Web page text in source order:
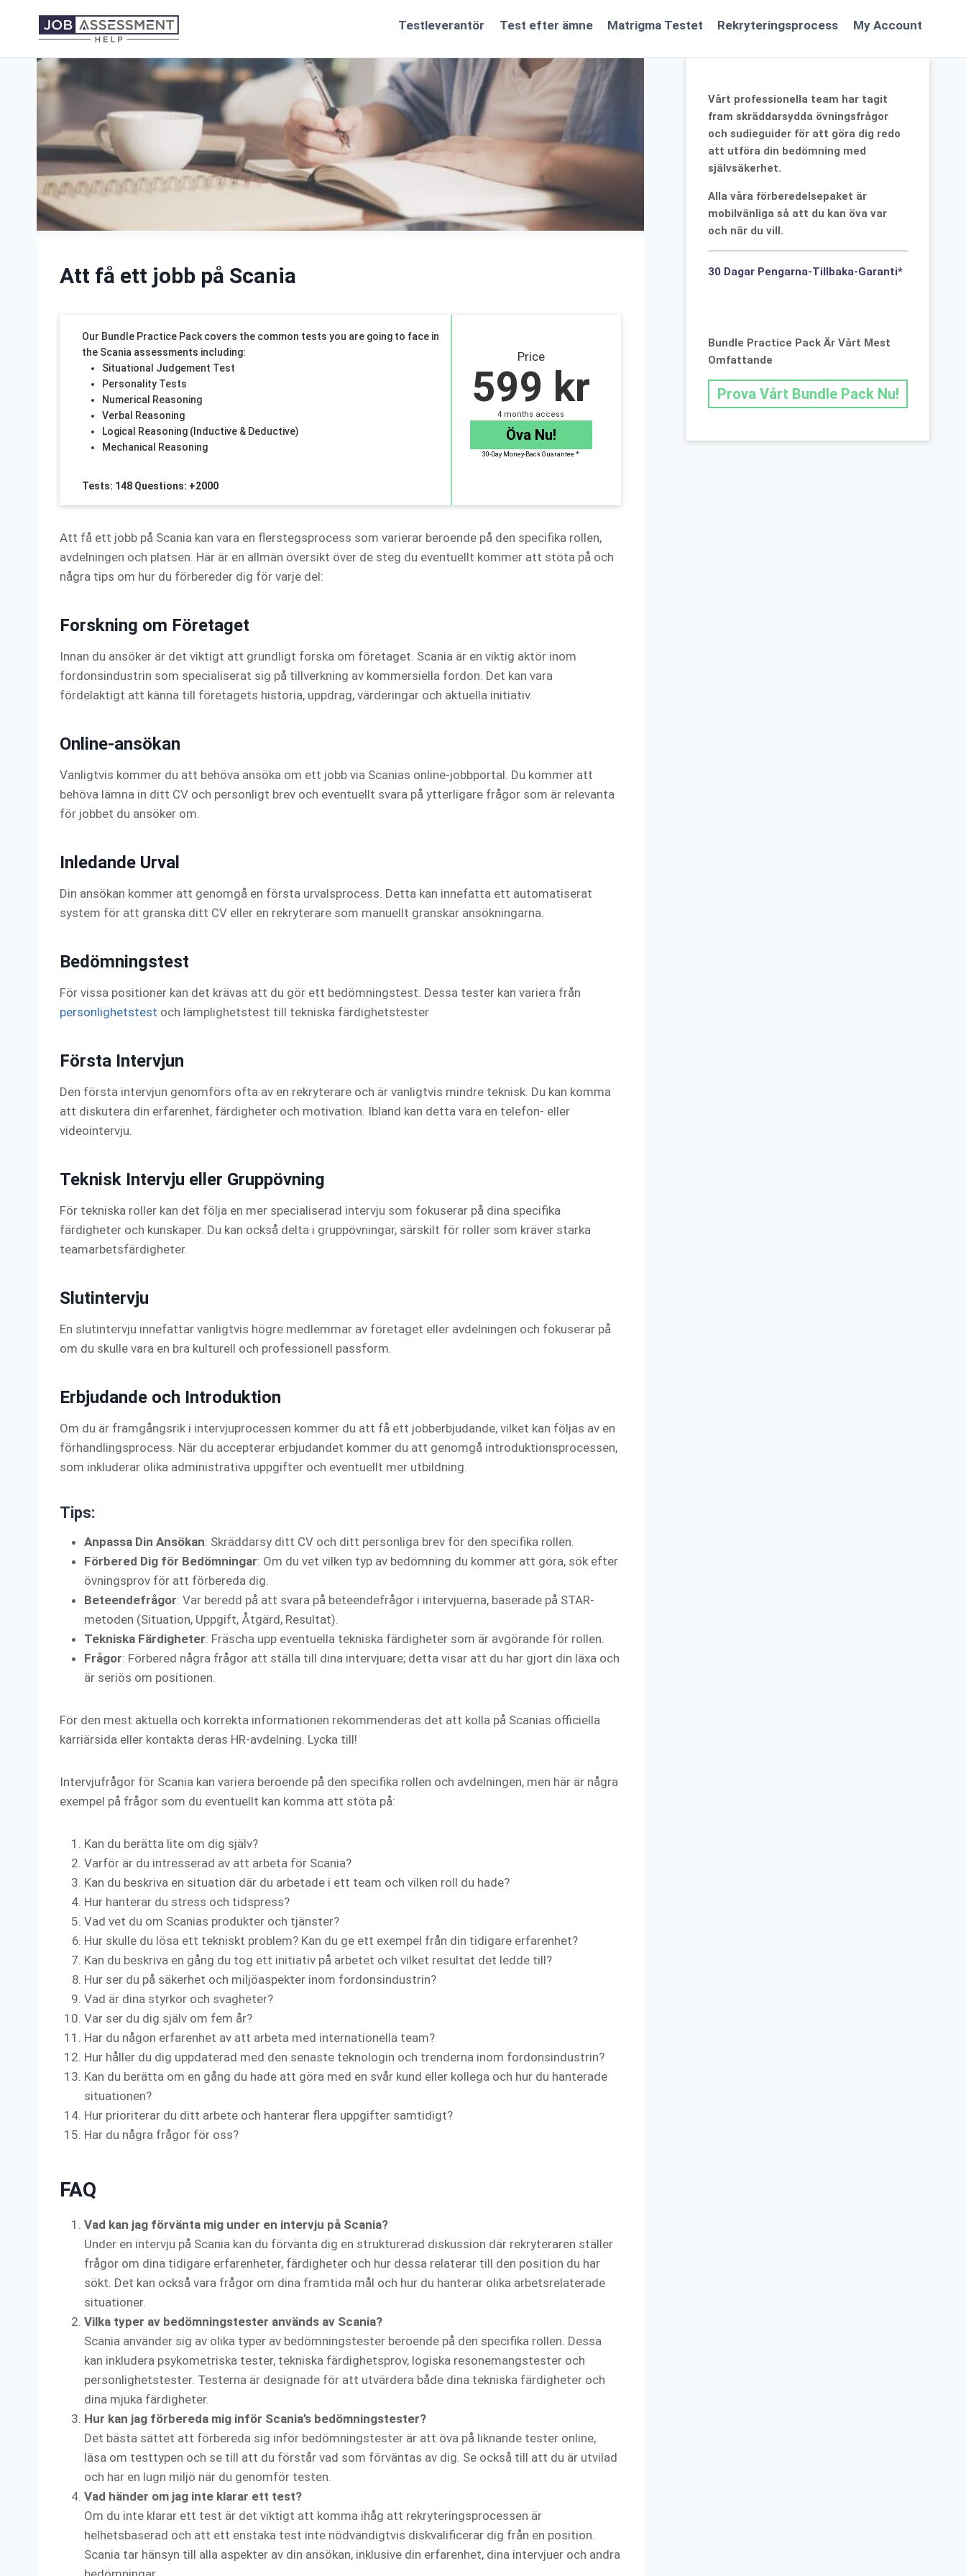
Testleverantör Test efter ämne Matrigma Testet Rekryteringsprocess My Account
Att få ett jobb på Scania
Our Bundle Practice Pack covers the common tests you are going to face in
the Scania assessments including:
Situational Judgement Test
Personality Tests
Numerical Reasoning
Verbal Reasoning
Logical Reasoning (Inductive & Deductive)
Mechanical Reasoning
Tests: 148 Questions: +2000
Price
599 kr
4 months access
Öva Nu!
30-Day Money-Back Guarantee *
Att få ett jobb på Scania kan vara en flerstegsprocess som varierar beroende på den specifika rollen,
avdelningen och platsen. Här är en allmän översikt över de steg du eventuellt kommer att stöta på och
några tips om hur du förbereder dig för varje del:
Forskning om Företaget
Innan du ansöker är det viktigt att grundligt forska om företaget. Scania är en viktig aktör inom
fordonsindustrin som specialiserat sig på tillverkning av kommersiella fordon. Det kan vara
fördelaktigt att känna till företagets historia, uppdrag, värderingar och aktuella initiativ.
Online-ansökan
Vanligtvis kommer du att behöva ansöka om ett jobb via Scanias online-jobbportal. Du kommer att
behöva lämna in ditt CV och personligt brev och eventuellt svara på ytterligare frågor som är relevanta
för jobbet du ansöker om.
Inledande Urval
Din ansökan kommer att genomgå en första urvalsprocess. Detta kan innefatta ett automatiserat
system för att granska ditt CV eller en rekryterare som manuellt granskar ansökningarna.
Bedömningstest
För vissa positioner kan det krävas att du gör ett bedömningstest. Dessa tester kan variera från
personlighetstest och lämplighetstest till tekniska färdighetstester
Första Intervjun
Den första intervjun genomförs ofta av en rekryterare och är vanligtvis mindre teknisk. Du kan komma
att diskutera din erfarenhet, färdigheter och motivation. Ibland kan detta vara en telefon- eller
videointervju.
Teknisk Intervju eller Gruppövning
För tekniska roller kan det följa en mer specialiserad intervju som fokuserar på dina specifika
färdigheter och kunskaper. Du kan också delta i gruppövningar, särskilt för roller som kräver starka
teamarbetsfärdigheter.
Slutintervju
En slutintervju innefattar vanligtvis högre medlemmar av företaget eller avdelningen och fokuserar på
om du skulle vara en bra kulturell och professionell passform.
Erbjudande och Introduktion
Om du är framgångsrik i intervjuprocessen kommer du att få ett jobberbjudande, vilket kan följas av en
förhandlingsprocess. När du accepterar erbjudandet kommer du att genomgå introduktionsprocessen,
som inkluderar olika administrativa uppgifter och eventuellt mer utbildning.
Tips:
Anpassa Din Ansökan: Skräddarsy ditt CV och ditt personliga brev för den specifika rollen.
Förbered Dig för Bedömningar: Om du vet vilken typ av bedömning du kommer att göra, sök efter
övningsprov för att förbereda dig.
Beteendefrågor: Var beredd på att svara på beteendefrågor i intervjuerna, baserade på STAR-
metoden (Situation, Uppgift, Åtgärd, Resultat).
Tekniska Färdigheter: Fräscha upp eventuella tekniska färdigheter som är avgörande för rollen.
Frågor: Förbered några frågor att ställa till dina intervjuare; detta visar att du har gjort din läxa och
är seriös om positionen.
För den mest aktuella och korrekta informationen rekommenderas det att kolla på Scanias officiella
karriärsida eller kontakta deras HR-avdelning. Lycka till!
Intervjufrågor för Scania kan variera beroende på den specifika rollen och avdelningen, men här är några
exempel på frågor som du eventuellt kan komma att stöta på:
Kan du berätta lite om dig själv?
Varför är du intresserad av att arbeta för Scania?
Kan du beskriva en situation där du arbetade i ett team och vilken roll du hade?
Hur hanterar du stress och tidspress?
Vad vet du om Scanias produkter och tjänster?
Hur skulle du lösa ett tekniskt problem? Kan du ge ett exempel från din tidigare erfarenhet?
Kan du beskriva en gång du tog ett initiativ på arbetet och vilket resultat det ledde till?
Hur ser du på säkerhet och miljöaspekter inom fordonsindustrin?
Vad är dina styrkor och svagheter?
Var ser du dig själv om fem år?
Har du någon erfarenhet av att arbeta med internationella team?
Hur håller du dig uppdaterad med den senaste teknologin och trenderna inom fordonsindustrin?
Kan du berätta om en gång du hade att göra med en svår kund eller kollega och hur du hanterade
situationen?
Hur prioriterar du ditt arbete och hanterar flera uppgifter samtidigt?
Har du några frågor för oss?
FAQ
Vad kan jag förvänta mig under en intervju på Scania?
Under en intervju på Scania kan du förvänta dig en strukturerad diskussion där rekryteraren ställer
frågor om dina tidigare erfarenheter, färdigheter och hur dessa relaterar till den position du har
sökt. Det kan också vara frågor om dina framtida mål och hur du hanterar olika arbetsrelaterade
situationer.
Vilka typer av bedömningstester används av Scania?
Scania använder sig av olika typer av bedömningstester beroende på den specifika rollen. Dessa
kan inkludera psykometriska tester, tekniska färdighetsprov, logiska resonemangstester och
personlighetstester. Testerna är designade för att utvärdera både dina tekniska färdigheter och
dina mjuka färdigheter.
Hur kan jag förbereda mig inför Scania’s bedömningstester?
Det bästa sättet att förbereda sig inför bedömningstester är att öva på liknande tester online,
läsa om testtypen och se till att du förstår vad som förväntas av dig. Se också till att du är utvilad
och har en lugn miljö när du genomför testen.
Vad händer om jag inte klarar ett test?
Om du inte klarar ett test är det viktigt att komma ihåg att rekryteringsprocessen är
helhetsbaserad och att ett enstaka test inte nödvändigtvis diskvalificerar dig från en position.
Scania tar hänsyn till alla aspekter av din ansökan, inklusive din erfarenhet, dina intervjuer och andra
Vårt professionella team har tagit
fram skräddarsydda övningsfrågor
och sudieguider för att göra dig redo
att utföra din bedömning med
självsäkerhet.
Alla våra förberedelsepaket är
mobilvänliga så att du kan öva var
och när du vill.
30 Dagar Pengarna-Tillbaka-Garanti*
Bundle Practice Pack Är Vårt Mest
Omfattande
Prova Vårt Bundle Pack Nu!